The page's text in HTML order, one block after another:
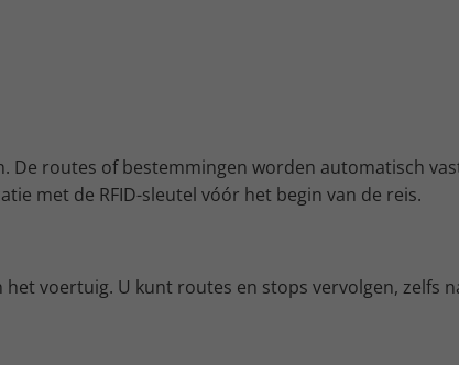
routes of bestemmingen worden automatisch
met de RFID-sleutel vóór het begin van de reis.
voertuig. U kunt routes en stops vervolgen, zelfs